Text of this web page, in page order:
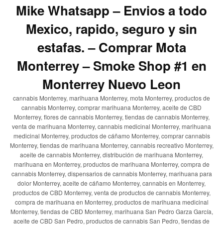
Mike Whatsapp – Envios a todo
Mexico, rapido, seguro y sin
estafas. – Comprar Mota
Monterrey – Smoke Shop #1 en
Monterrey Nuevo Leon
cannabis Monterrey, marihuana Monterrey, mota Monterrey, productos de
cannabis Monterrey, comprar marihuana Monterrey, aceite de CBD
Monterrey, flores de cannabis Monterrey, tiendas de cannabis Monterrey,
venta de marihuana Monterrey, cannabis medicinal Monterrey, marihuana
medicinal Monterrey, productos de cáñamo Monterrey, comprar cannabis
Monterrey, tiendas de marihuana Monterrey, cannabis recreativo Monterrey,
aceite de cannabis Monterrey, distribución de marihuana Monterrey,
marihuana en Monterrey, productos de marihuana Monterrey, compra de
cannabis Monterrey, dispensarios de cannabis Monterrey, marihuana para
dolor Monterrey, aceite de cáñamo Monterrey, cannabis en Monterrey,
productos de CBD Monterrey, venta de productos de cannabis Monterrey,
compra de marihuana en Monterrey, productos de marihuana medicinal
Monterrey, tiendas de CBD Monterrey, marihuana San Pedro Garza García,
aceite de CBD San Pedro, productos de cannabis San Pedro, tiendas de